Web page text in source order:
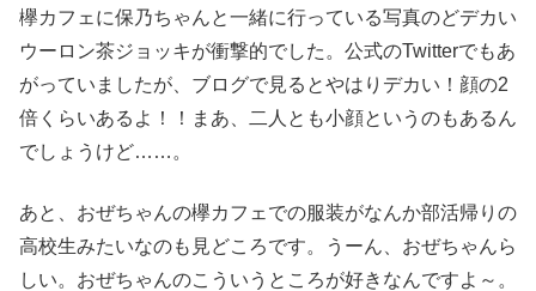
欅カフェに保乃ちゃんと一緒に行っている写真のどデカい
ウーロン茶ジョッキが衝撃的でした。公式のTwitterでもあ
がっていましたが、ブログで見るとやはりデカい！顔の2
倍くらいあるよ！！まあ、二人とも小顔というのもあるん
でしょうけど……。
あと、おぜちゃんの欅カフェでの服装がなんか部活帰りの
高校生みたいなのも見どころです。うーん、おぜちゃんら
しい。おぜちゃんのこういうところが好きなんですよ～。